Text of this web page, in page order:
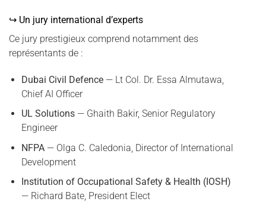
↪ Un jury international d’experts
Ce jury prestigieux comprend notamment des
représentants de :
Dubai Civil Defence— Lt Col. Dr. Essa Almutawa,
Chief AI Officer
UL Solutions— Ghaith Bakir, Senior Regulatory
Engineer
NFPA— Olga C. Caledonia, Director of International
Development
Institution of Occupational Safety & Health (IOSH)
— Richard Bate, President Elect